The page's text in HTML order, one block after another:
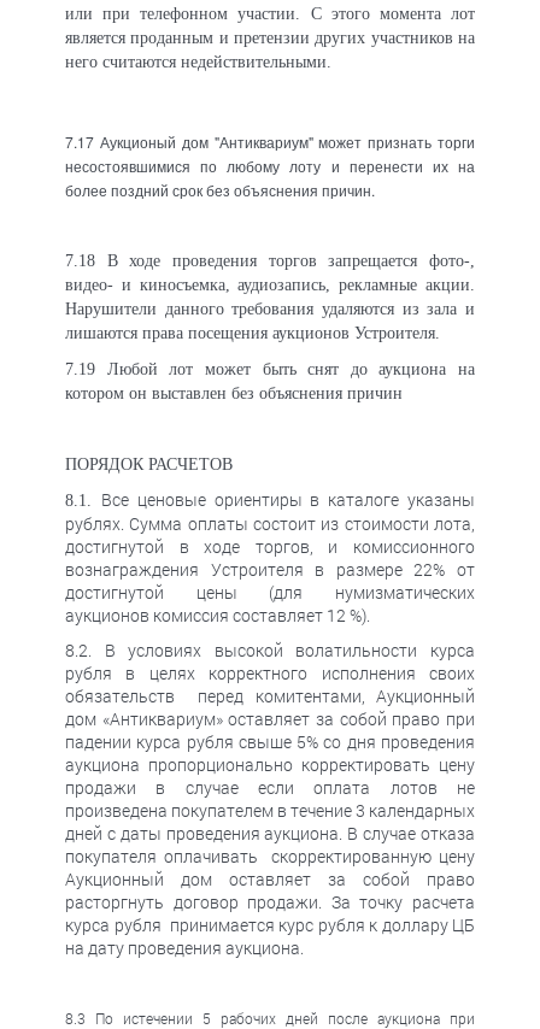
или при телефонном участии. С этого момента лот
является проданным и претензии других участников на
него считаются недействительными.
7.17 Аукционый дом "Антиквариум" может признать торги
несостоявшимися по любому лоту и перенести их на
более поздний срок без объяснения причин.
7.18 В ходе проведения торгов запрещается фото-,
видео- и киносъемка, аудиозапись, рекламные акции.
Нарушители данного требования удаляются из зала и
лишаются права посещения аукционов Устроителя.
7.19 Любой лот может быть снят до аукциона на
котором он выставлен без объяснения причин
ПОРЯДОК РАСЧЕТОВ
8.1.
Все ценовые ориентиры в каталоге указаны
рублях. Сумма оплаты состоит из стоимости лота,
достигнутой в ходе торгов, и комиссионного
вознаграждения Устроителя в размере 22% от
достигнутой цены (для нумизматических
аукционов комиссия составляет 12 %).
8.2. В условиях высокой волатильности курса
рубля в целях корректного исполнения своих
обязательств перед комитентами, Аукционный
дом «Антиквариум» оставляет за собой право при
падении курса рубля свыше 5% со дня проведения
аукциона пропорционально корректировать цену
продажи в случае если оплата лотов не
произведена покупателем в течение 3 календарных
дней с даты проведения аукциона. В случае отказа
покупателя оплачивать скорректированную цену
Аукционный дом оставляет за собой право
расторгнуть договор продажи. За точку расчета
курса рубля принимается курс рубля к доллару ЦБ
на дату проведения аукциона.
8.3 По истечении 5 рабочих дней после аукциона при